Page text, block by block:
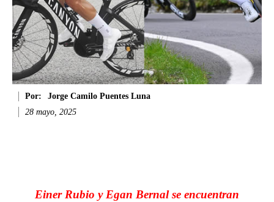
Por:
Jorge Camilo Puentes Luna
28 mayo, 2025
Einer Rubio y Egan Bernal se encuentran